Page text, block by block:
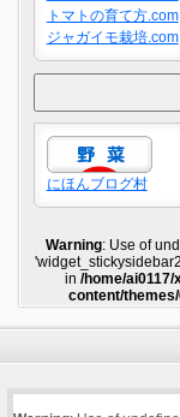
トマトの育て方.com
ジャガイモ栽培.com
にほんブログ村
Warning: Use of
in/home/
content/